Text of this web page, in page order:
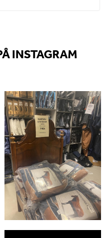
INSTAGRAM